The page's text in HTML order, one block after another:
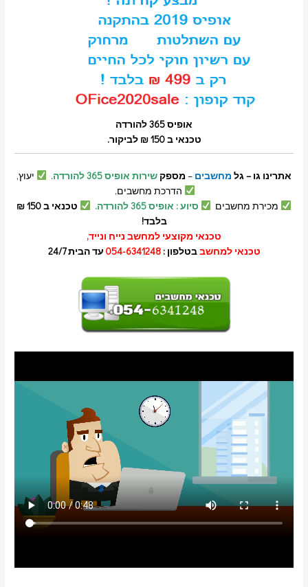
אופיס 365 להורדה
טכנאי ב 150 ₪ לביקור.
אתרינו גו – גל מחשבים – מספקשירות אופיס 365 להורדה .
יעוץ,
הדרכת מחשבים,
מכירת מחשבים
סיוע : אופיס 365 להורדה.
טכנאי ב 150 ₪
בלבד!
טכנאי מקוצעי למחשב נייח ונייד,
טכנאי למחשבבטלפון :054-6341248 עד הבית 24/7